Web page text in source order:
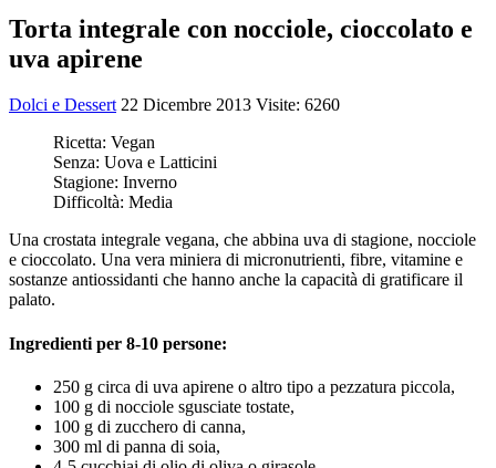
Torta integrale con nocciole, cioccolato e
uva apirene
Dolci e Dessert 22 Dicembre 2013 Visite: 6260
Ricetta: Vegan
Senza: Uova e Latticini
Stagione: Inverno
Difficoltà: Media
Una crostata integrale vegana, che abbina uva di stagione, nocciole
e cioccolato. Una vera miniera di micronutrienti, fibre, vitamine e
sostanze antiossidanti che hanno anche la capacità di gratificare il
palato.
Ingredienti per 8-10 persone:
250 g circa di uva apirene o altro tipo a pezzatura piccola,
100 g di nocciole sgusciate tostate,
100 g di zucchero di canna,
300 ml di panna di soia,